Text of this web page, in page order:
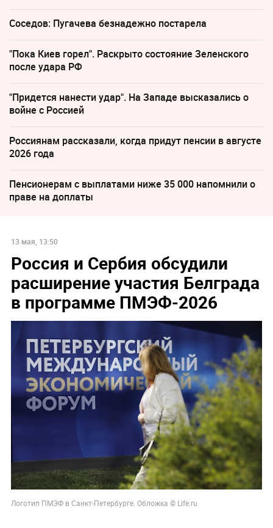
Соседов: Пугачева безнадежно постарела
"Пока Киев горел". Раскрыто состояние Зеленского
после удара РФ
"Придется нанести удар". На Западе высказались о
войне с Россией
Россиянам рассказали, когда придут пенсии в августе
2026 года
Пенсионерам с выплатами ниже 35 000 напомнили о
праве на доплаты
13 мая, 13:50
Россия и Сербия обсудили
расширение участия Белграда
в программе ПМЭФ-2026
Логотип ПМЭФ в Санкт-Петербурге. Обложка © Life.ru